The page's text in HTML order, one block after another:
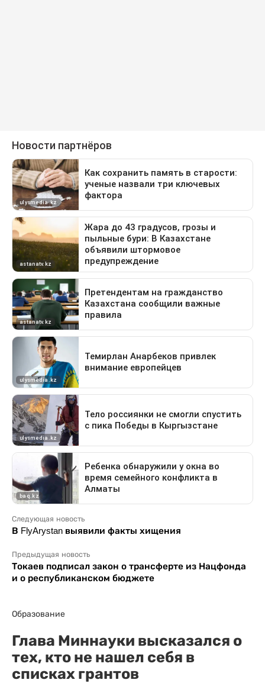
Следующая новость
В FlyArystan выявили факты хищения
Предыдущая новость
Токаев подписал закон о трансферте из Нацфонда
и о республиканском бюджете
Образование
Глава Миннауки высказался о
тех, кто не нашел себя в
списках грантов